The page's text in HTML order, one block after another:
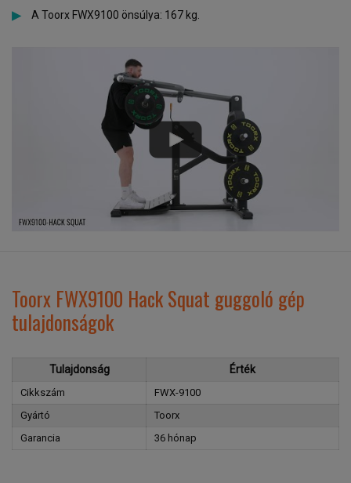
A Toorx FWX9100 önsúlya: 167 kg.
Toorx FWX9100 Hack Squat guggoló gép
tulajdonságok
Tulajdonság Érték
Cikkszám
FWX-9100
Gyártó
Toorx
Garancia
36 hónap